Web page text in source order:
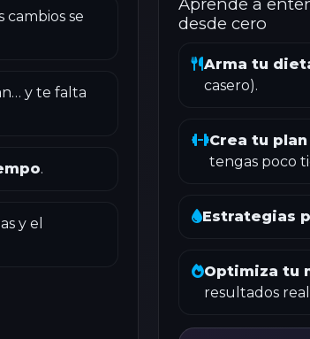
se
y te falta
.
y el
desde cero
Arma tu
casero).
Crea tu
tengas poco
Estrategias
Optimiza tu
resultados